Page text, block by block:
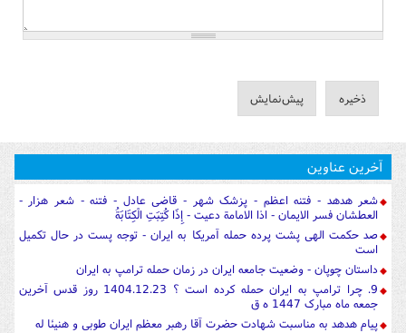
آخرین عناوین
شعر هدهد - فتنه اعظم - پزشک شهر - قاضی عادل - فتنه - شعر هزار -
العطشان فسر الایمان - اذا الامامة دعیت - إِذَا كُتِبَتِ الْكِتَابَةُ
صد حکمت الهی پشت پرده حمله آمریکا به ایران - توجه پست در حال تکمیل
است
داستان چوپان - وضعیت جامعه ایران در زمان حمله ترامپ به ایران
9. چرا ترامپ به ایران حمله کرده است ؟ 1404.12.23 روز قدس آخرین
جمعه ماه مبارک 1447 ه ق
پیام هدهد به مناسبت شهادت حضرت آقا رهبر معظم ایران طوبی و هنیئا له